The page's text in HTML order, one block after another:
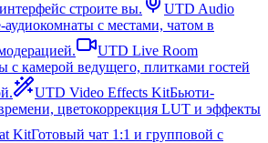
строите вы.
UTD Audio
с местами, чатом в
UTD Live Room
с камерой ведущего, плитками гостей
UTD Video Effects KitБьюти-
цветокоррекция LUT и эффекты
KitГотовый чат 1:1 и групповой с